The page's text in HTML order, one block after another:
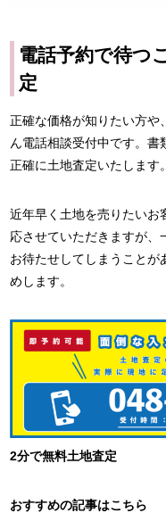
電話予約で待つ
定
正確な価格が知りたい方や
ん電話相談受付中です。書
正確に土地査定いたします。
近年早く土地を売りたいお
応させていただきますが、
お待たせしてしまうことが
めします。
2分で無料土地査定
おすすめの記事はこちら